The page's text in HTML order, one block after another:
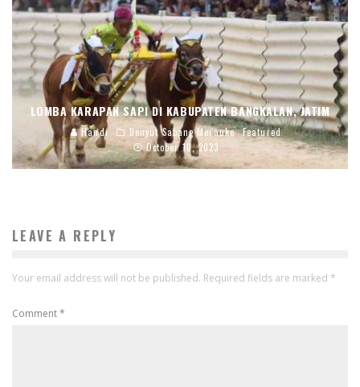
LOMBA KARAPAN SAPI DI KABUPATEN BANGKALAN, JATIM
Handi Denyut Sabang Merauke
Featured
October 10, 2023
LEAVE A REPLY
Your email address will not be published. Required fields are marked *
Comment*